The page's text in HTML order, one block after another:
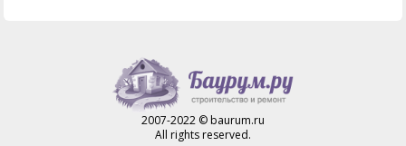
2007-2022 © baurum.ru
All rights reserved.